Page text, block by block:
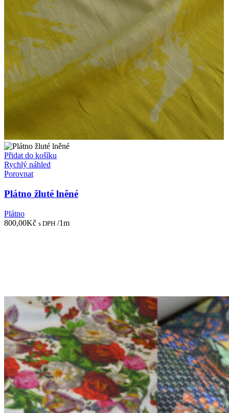
Přidat do košíku
Rychlý náhled
Porovnat
Plátno žluté lněné
Plátno
800,00Kč s DPH /1m